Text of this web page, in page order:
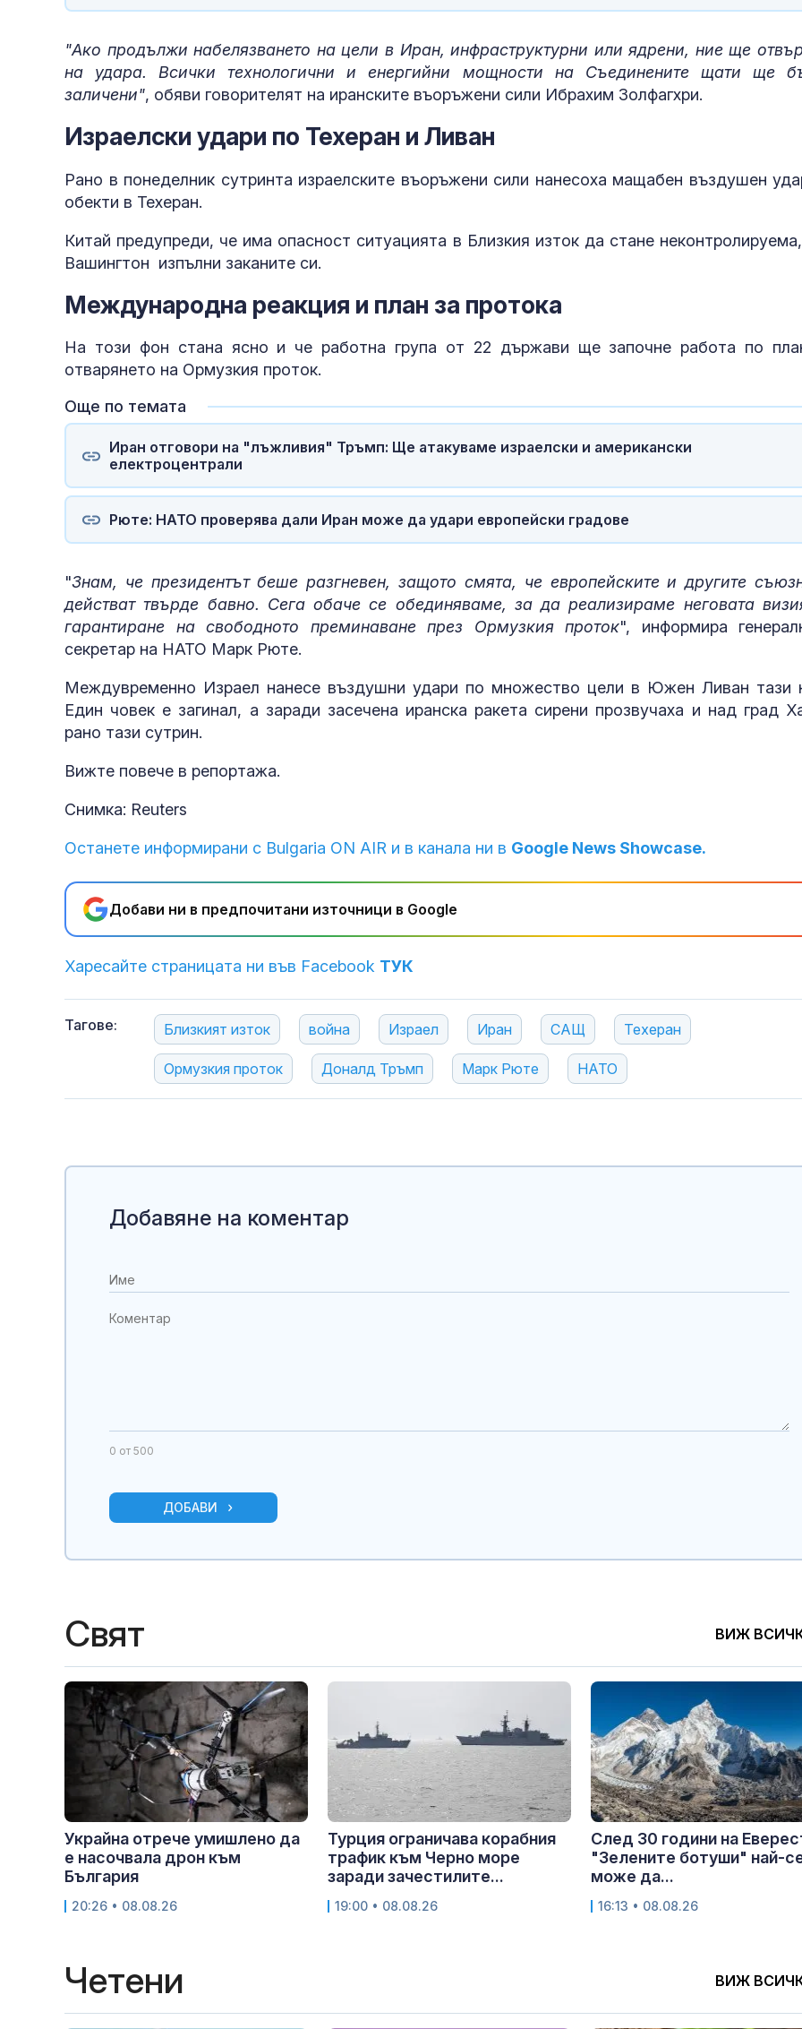
"Ако продължи набелязването на цели в Иран, инфраструктурни или ядрени, ние ще
на удара. Всички технологични и енергийни мощности на Съединените щати ще
заличени", обяви говорителят на иранските въоръжени сили Ибрахим Золфагхри.
Израелски удари по Техеран и Ливан
Рaно в понеделник сутринта израелските въоръжени сили нанесоха мащабен въздушен
обекти в Техеран.
Китай предупреди, че има опасност ситуацията в Близкия изток да стане
Вашингтон изпълни заканите си.
Международна реакция и план за протока
На този фон стана ясно и че работна група от 22 държави ще започне работа по
отварянето на Ормузкия проток.
Още по темата
Иран отговори на "лъжливия" Тръмп: Ще атакуваме израелски и американски
електроцентрали
Рюте: НАТО проверява дали Иран може да удари европейски градове
"Знам, че президентът беше разгневен, защото смята, че европейските и другите
действат твърде бавно. Сега обаче се обединяваме, за да реализираме неговата
гарантиране на свободното преминаване през Ормузкия проток", информира
секретар на НАТО Марк Рюте.
Междувременно Израел нанесе въздушни удари по множество цели в Южен Ливан тази
Един човек е загинал, а заради засечена иранска ракета сирени прозвучаха и над град
рано тази сутрин.
Вижте повече в репортажа.
Снимка: Reuters
Останете информирани с Bulgaria ON AIR и в канала ни в Google News Showcase.
Добави ни в предпочитани източници в Google
Харесайте страницата ни във Facebook ТУК
Тагове: Близкият изток война Израел Иран САЩ Техеран
Ормузкия проток Доналд Тръмп Марк Рюте НАТО
дрон
Колумбийски
групировки търсят
Украйна
Кардам: МВнР извика
Почти
костите с
Добавяне на коментар
0 от 500
ДОБАВИ
Свят ВИЖ
Украйна отрече умишлено да
е насочвала дрон към
България
20:26 • 08.08.26
Турция ограничава корабния
трафик към Черно море
заради зачестилите...
19:00 • 08.08.26
След 30 години на
"Зелените ботуши" най-
може да...
16:13 • 08.08.26
Четени ВИЖ